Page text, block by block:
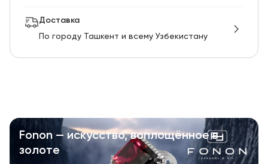
Доставка
По городу Ташкент и всему Узбекистану
Fonon — искусство, воплощённое в
золоте